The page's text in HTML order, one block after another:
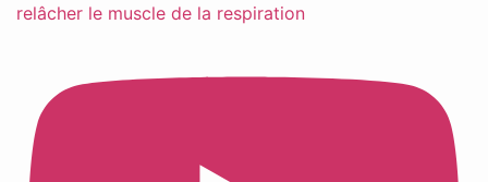
relâcher le muscle de la respiration